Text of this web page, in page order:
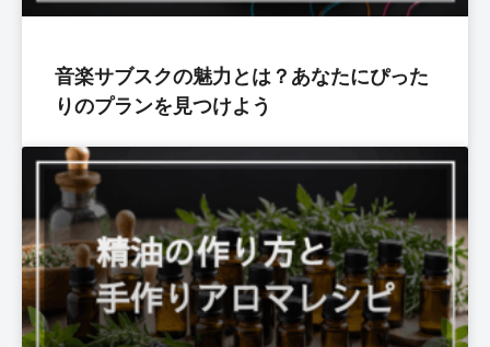
音楽サブスクの魅力とは？あなたにぴった
りのプランを見つけよう